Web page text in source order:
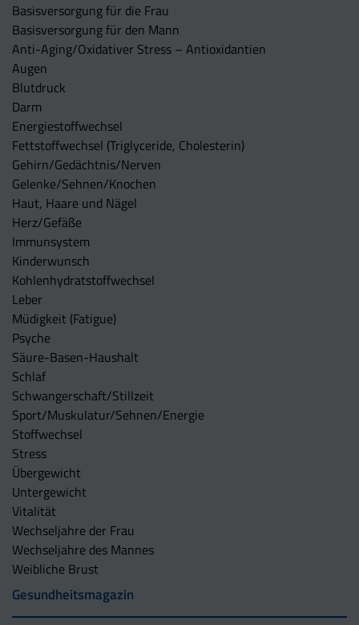
Basisversorgung für die Frau
Basisversorgung für den Mann
Anti-Aging/Oxidativer Stress – Antioxidantien
Augen
Blutdruck
Darm
Energiestoffwechsel
Fettstoffwechsel (Triglyceride, Cholesterin)
Gehirn/Gedächtnis/Nerven
Gelenke/Sehnen/Knochen
Haut, Haare und Nägel
Herz/Gefäße
Immunsystem
Kinderwunsch
Kohlenhydratstoffwechsel
Leber
Müdigkeit (Fatigue)
Psyche
Säure-Basen-Haushalt
Schlaf
Schwangerschaft/Stillzeit
Sport/Muskulatur/Sehnen/Energie
Stoffwechsel
Stress
Übergewicht
Untergewicht
Vitalität
Wechseljahre der Frau
Wechseljahre des Mannes
Weibliche Brust
Gesundheitsmagazin